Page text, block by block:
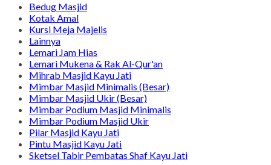
Bedug Masjid
Kotak Amal
Kursi Meja Majelis
Lainnya
Lemari Jam Hias
Lemari Mukena & Rak Al-Qur'an
Mihrab Masjid Kayu Jati
Mimbar Masjid Minimalis (Besar)
Mimbar Masjid Ukir (Besar)
Mimbar Podium Masjid Minimalis
Mimbar Podium Masjid Ukir
Pilar Masjid Kayu Jati
Pintu Masjid Kayu Jati
Sketsel Tabir Pembatas Shaf Kayu Jati